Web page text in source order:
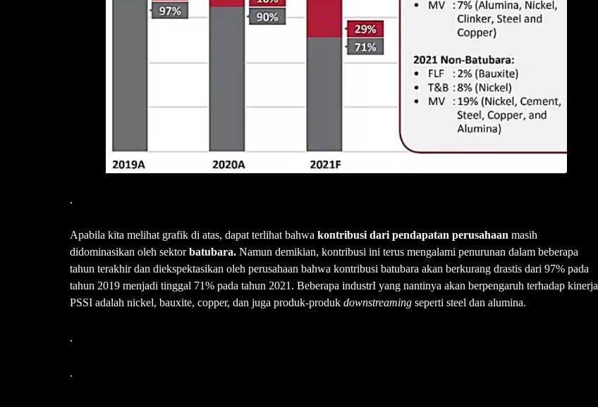
.
Apabila kita melihat grafik di atas, dapat terlihat bahwa kontribusi dari pendapatan perusahaan masih
didominasikan oleh sektorbatubara. Namun demikian, kontribusi ini terus mengalami penurunan dalam beberapa
tahun terakhir dan diekspektasikan oleh perusahaan bahwa kontribusi batubara akan berkurang drastis dari 97% pada
tahun 2019 menjadi tinggal 71% pada tahun 2021. Beberapa industrI yang nantinya akan berpengaruh terhadap kinerja
PSSI adalah nickel, bauxite, copper, dan juga produk-produk downstreaming seperti steel dan alumina.
.
.